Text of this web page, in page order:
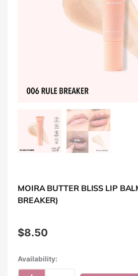
MOIRA BUTTER BLISS LIP
BREAKER)
$8.50
Availability:
Moira